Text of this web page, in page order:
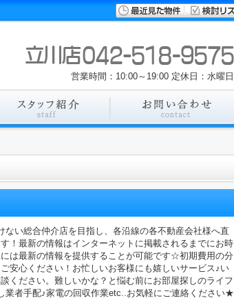
営業時間：10:00～19:00 定休日：水曜日
い総合仲介店を目指し、各沿線の各不動産会社様へ直
！最新の情報はインターネットに掲載されるまでにお時
は最新の情報を提供することが可能です☆初期費用の分
安心ください！お忙しいお客様にも嬉しいサービス♪い
ください。難しいかな？と悩む前にお部屋探しのライフ
業者手配♪家電の回収作業etc..お気軽にご連絡ください★